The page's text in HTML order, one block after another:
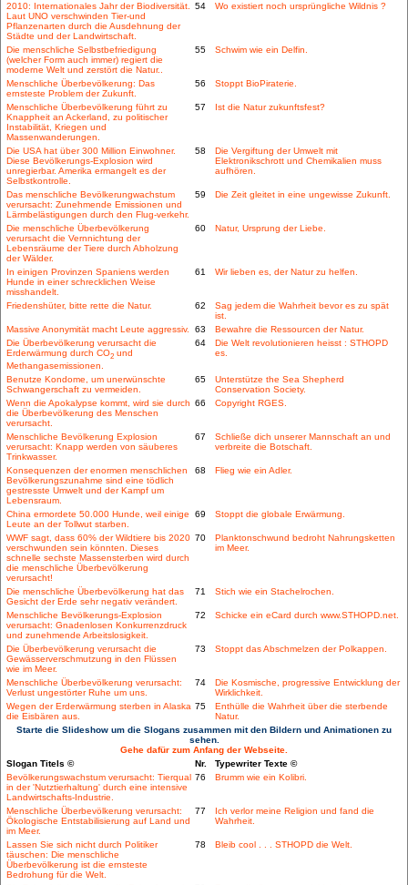
2010: Internationales Jahr der Biodiversität.
Laut UNO verschwinden Tier-und
Pflanzenarten durch die Ausdehnung der
Städte und der Landwirtschaft.
54 Wo existiert noch ursprüngliche Wildnis ?
Die menschliche Selbstbefriedigung
(welcher Form auch immer) regiert die
moderne Welt und zerstört die Natur..
55 Schwim wie ein Delfin.
Menschliche Überbevölkerung: Das
ernsteste Problem der Zukunft.
56 Stoppt BioPiraterie.
Menschliche Überbevölkerung führt zu
Knappheit an Ackerland, zu politischer
Instabilität, Kriegen und
Massenwanderungen.
57 Ist die Natur zukunftsfest?
Die USA hat über 300 Million Einwohner.
Diese Bevölkerungs-Explosion wird
unregierbar. Amerika ermangelt es der
Selbstkontrolle.
58
Die Vergiftung der Umwelt mit
Elektronikschrott und Chemikalien muss
aufhören.
Das menschliche Bevölkerungwachstum
verursacht: Zunehmende Emissionen und
Lärmbelästigungen durch den Flug-verkehr.
59 Die Zeit gleitet in eine ungewisse Zukunft.
Die menschliche Überbevölkerung
verursacht die Vernnichtung der
Lebensräume der Tiere durch Abholzung
der Wälder.
60 Natur, Ursprung der Liebe.
In einigen Provinzen Spaniens werden
Hunde in einer schrecklichen Weise
misshandelt.
61 Wir lieben es, der Natur zu helfen.
Friedenshüter, bitte rette die Natur. 62
Sag jedem die Wahrheit bevor es zu spät
ist.
Massive Anonymität macht Leute aggressiv.
63
Bewahre die Ressourcen der Natur.
Die Überbevölkerung verursacht die
Erderwärmung durch CO2 und
Methangasemissionen.
64
Die Welt revolutionieren heisst : STHOPD
es.
Benutze Kondome, um unerwünschte
Schwangerschaft zu vermeiden.
65
Unterstütze the Sea Shepherd
Conservation Society.
Wenn die Apokalypse kommt, wird sie durch
die Überbevölkerung des Menschen
verursacht.
66 Copyright RGES.
Menschliche Bevölkerung Explosion
verursacht: Knapp werden von säuberes
Trinkwasser.
67
Schließe dich unserer Mannschaft an und
verbreite die Botschaft.
Konsequenzen der enormen menschlichen
Bevölkerungszunahme sind eine tödlich
gestresste Umwelt und der Kampf um
Lebensraum.
68 Flieg wie ein Adler.
China ermordete 50.000 Hunde, weil einige
Leute an der Tollwut starben.
69 Stoppt die globale Erwärmung.
WWF sagt, dass 60% der Wildtiere bis 2020
verschwunden sein könnten. Dieses
schnelle sechste Massensterben wird durch
die menschliche Überbevölkerung
verursacht!
70
Planktonschwund bedroht Nahrungsketten
im Meer.
Die menschliche Überbevölkerung hat das
Gesicht der Erde sehr negativ verändert.
71 Stich wie ein Stachelrochen.
Menschliche Bevölkerungs-Explosion
verursacht: Gnadenlosen Konkurrenzdruck
und zunehmende Arbeitslosigkeit.
72 Schicke ein eCard durch www.STHOPD.net.
Die Überbevölkerung verursacht die
Gewässerverschmutzung in den Flüssen
wie im Meer.
73 Stoppt das Abschmelzen der Polkappen.
Menschliche Überbevölkerung verursacht:
Verlust ungestörter Ruhe um uns.
74
Die Kosmische, progressive Entwicklung der
Wirklichkeit.
Wegen der Erderwärmung sterben in Alaska
die Eisbären aus.
75
Enthülle die Wahrheit über die sterbende
Natur.
Starte die Slideshow um die Slogans zusammen mit den Bildern und Animationen zu
sehen.
Gehe dafür zum Anfang der Webseite.
Slogan Titels ©
Nr.
Typewriter Texte ©
Bevölkerungswachstum verursacht: Tierqual
in der 'Nutztierhaltung' durch eine intensive
Landwirtschafts-Industrie.
76 Brumm wie ein Kolibri.
Menschliche Überbevölkerung verursacht:
Ökologische Entstabilisierung auf Land und
im Meer.
77
Ich verlor meine Religion und fand die
Wahrheit.
Lassen Sie sich nicht durch Politiker
täuschen: Die menschliche
Überbevölkerung ist die ernsteste
Bedrohung für die Welt.
78 Bleib cool . . . STHOPD die Welt.